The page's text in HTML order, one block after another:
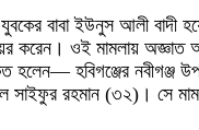
বাবা ইউনুস আলী বাদী
করেন। ওই মামলায়
হলেন— হবিগঞ্জের নবীগঞ্জ
সাইফুর রহমান (৩২)। সে